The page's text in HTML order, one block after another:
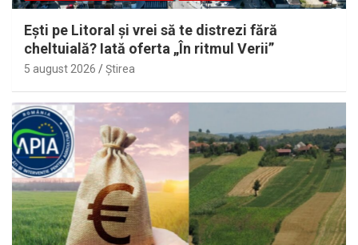
Eşti pe Litoral şi vrei să te distrezi fără
cheltuială? Iată oferta „În ritmul Verii”
5 august 2026 Ştirea